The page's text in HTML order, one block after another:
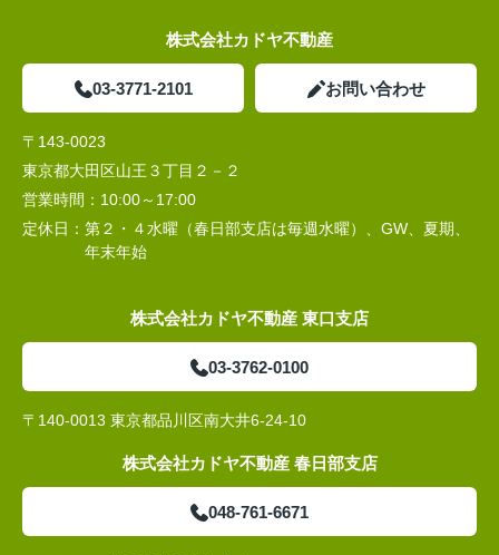
株式会社カドヤ不動産
03-3771-2101 お問い合わせ
〒143-0023
東京都大田区山王３丁目２－２
営業時間： 10:00～17:00
定休日： 第２・４水曜（春日部支店は毎週水曜）、GW、夏期、
年末年始
株式会社カドヤ不動産 東口支店
03-3762-0100
〒140-0013 東京都品川区南大井6-24-10
株式会社カドヤ不動産 春日部支店
048-761-6671